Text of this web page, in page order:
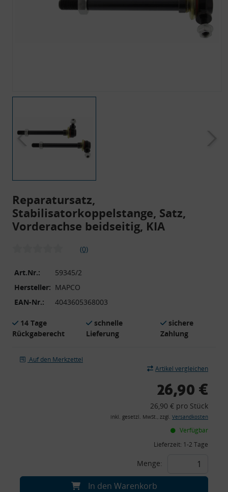
Reparatursatz,
Stabilisatorkoppelstange, Satz,
Vorderachse beidseitig, KIA
(0)
Art.Nr.:
59345/2
Hersteller: MAPCO
EAN-Nr.:
4043605368003
14 Tage
Rückgaberecht
schnelle
Lieferung
sichere
Zahlung
Auf den Merkzettel
Artikel vergleichen
26,90 €
26,90 € pro Stück
inkl. gesetzl. MwSt., zzgl. Versandkosten
Verfügbar
Lieferzeit: 1-2 Tage
Menge:
In den Warenkorb